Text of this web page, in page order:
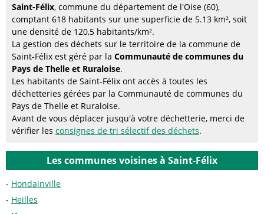
Saint-Félix, commune du département de l'Oise (60),
comptant 618 habitants sur une superficie de 5.13 km², soit
une densité de 120,5 habitants/km².
La gestion des déchets sur le territoire de la commune de
Saint-Félix est géré par la Communauté de communes du
Pays de Thelle et Ruraloise.
Les habitants de Saint-Félix ont accès à toutes les
déchetteries gérées par la Communauté de communes du
Pays de Thelle et Ruraloise.
Avant de vous déplacer jusqu'à votre déchetterie, merci de
vérifier les consignes de tri sélectif des déchets.
Les communes voisines à Saint-Félix
Hondainville
Heilles